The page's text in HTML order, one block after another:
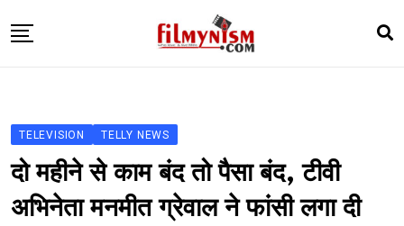
to
TELEVISION
BHOJPURI
NEWS ABTAK
TELEVISION TELLY NEWS
दो महीने से काम बंद तो पैसा बंद, टीवी
अभिनेता मनमीत ग्रेवाल ने फांसी लगा दी